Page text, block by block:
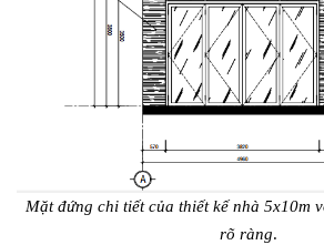
Mặt đứng chi tiết của thiết kế nhà 5x10m
rõ ràng.